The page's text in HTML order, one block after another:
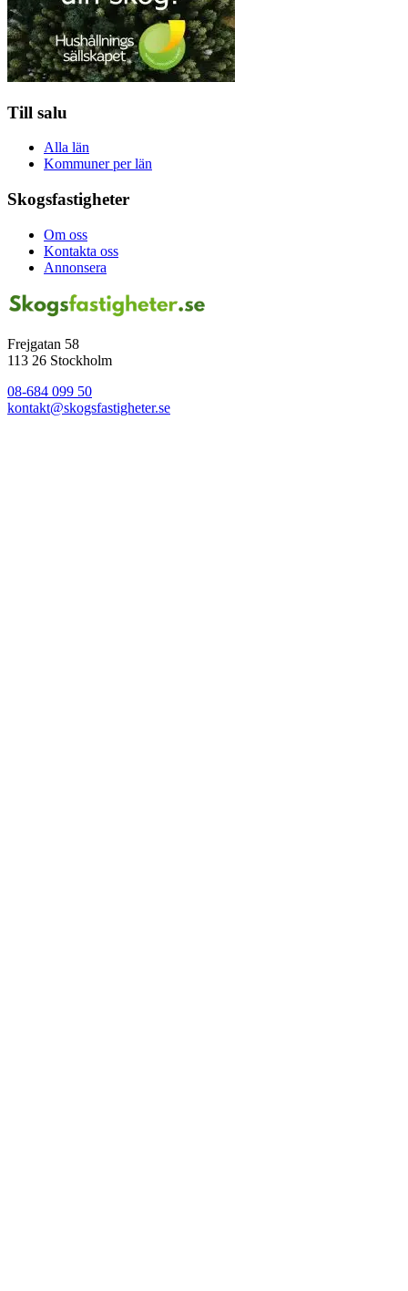
Till salu
Alla län
Kommuner per län
Skogsfastigheter
Om oss
Kontakta oss
Annonsera
Frejgatan 58
113 26 Stockholm
08-684 099 50
kontakt@skogsfastigheter.se